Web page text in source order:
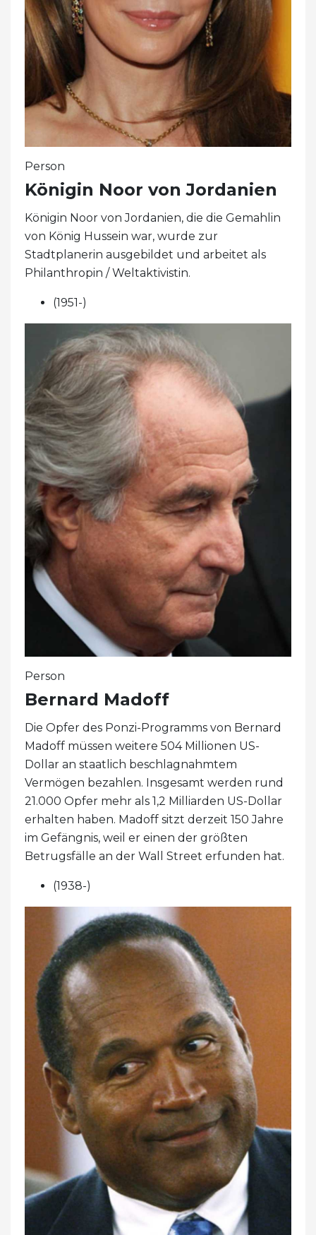
Person
Königin Noor von Jordanien
Königin Noor von Jordanien, die die Gemahlin
von König Hussein war, wurde zur
Stadtplanerin ausgebildet und arbeitet als
Philanthropin / Weltaktivistin.
(1951-)
Person
Bernard Madoff
Die Opfer des Ponzi-Programms von Bernard
Madoff müssen weitere 504 Millionen US-
Dollar an staatlich beschlagnahmtem
Vermögen bezahlen. Insgesamt werden rund
21.000 Opfer mehr als 1,2 Milliarden US-Dollar
erhalten haben. Madoff sitzt derzeit 150 Jahre
im Gefängnis, weil er einen der größten
Betrugsfälle an der Wall Street erfunden hat.
(1938-)